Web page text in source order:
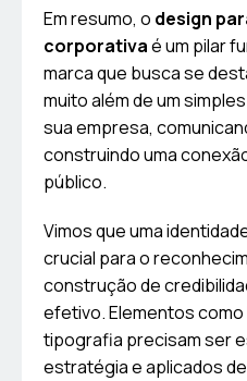
Em resumo, o design
corporativaé um pilar
marca que busca se
muito além de um
sua empresa,
construindo uma
público.
Vimos que uma
crucial para o
construção de
efetivo. Elementos
tipografia precisam ser
estratégia e aplicados